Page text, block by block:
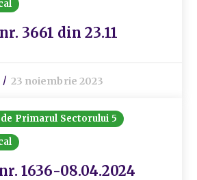
3661 din 23.11
23 noiembrie 2023
Primarul Sectorului 5
1636-08.04.2024